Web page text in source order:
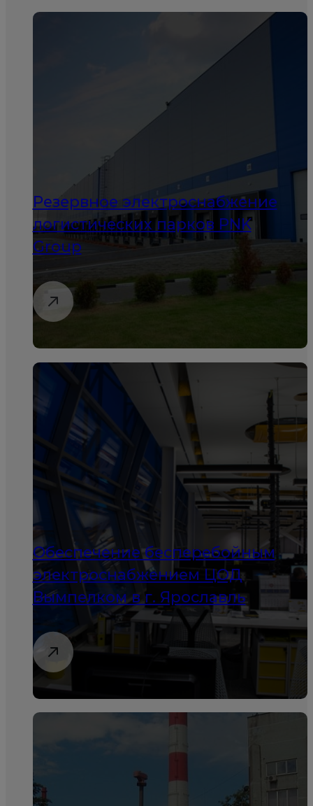
Резервное электроснабжение
логистических парков PNK
Group
Обеспечение бесперебойным
электроснабжением ЦОД
Вымпелком в г. Ярославль